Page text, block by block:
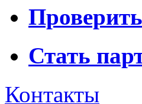
Стать
Контакты